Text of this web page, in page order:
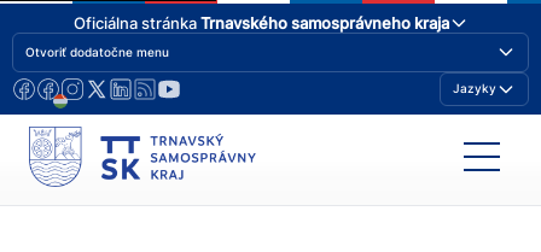
Oficiálna stránkaTrnavského samosprávneho kraja
Otvoriť dodatočne menu
Jazyky